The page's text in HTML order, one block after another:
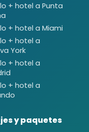
+ hotel a Punta
+ hotel a Miami
+ hotel a
York
+ hotel a
+ hotel a
y paquetes